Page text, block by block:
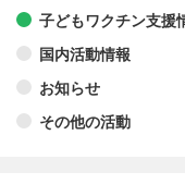
子どもワクチン支援
国内活動情報
お知らせ
その他の活動